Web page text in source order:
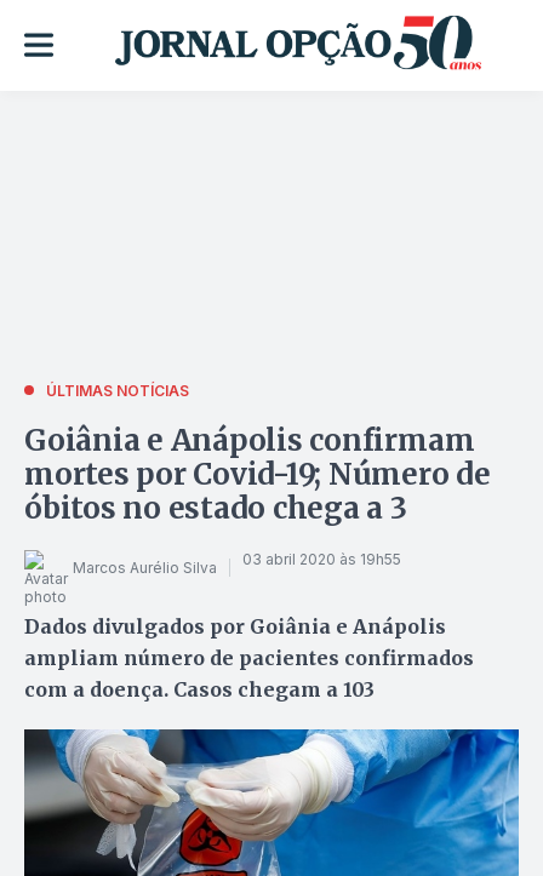
ÚLTIMAS NOTÍCIAS
Goiânia e Anápolis confirmam
mortes por Covid-19; Número de
óbitos no estado chega a 3
Marcos Aurélio Silva 03 abril 2020 às 19h55
Dados divulgados por Goiânia e Anápolis
ampliam número de pacientes confirmados
com a doença. Casos chegam a 103